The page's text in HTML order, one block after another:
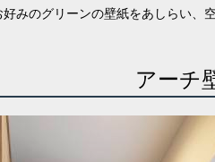
みのグリーンの壁紙をあしらい、
アーチ